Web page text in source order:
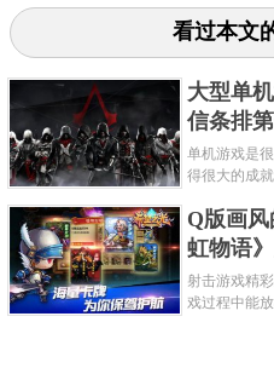
这是一款超大规模的军事
个不同时代的上百中战争
家可以通过升级不断获取
与至多32名网友共同进行
Steam好评率高达89%，支
关键字：游戏
共3页: 上一页 1 2 3
看过本文
大型单
信条排
单机游戏是
得很大的成
Q版画
虹物语
射击游戏精
戏过程中能